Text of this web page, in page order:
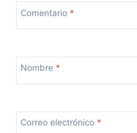
Comentario *
Nombre *
Correo electrónico *